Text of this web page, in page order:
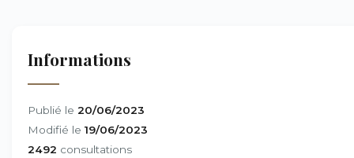
Informations
Publié le 20/06/2023
Modifié le 19/06/2023
2492 consultations